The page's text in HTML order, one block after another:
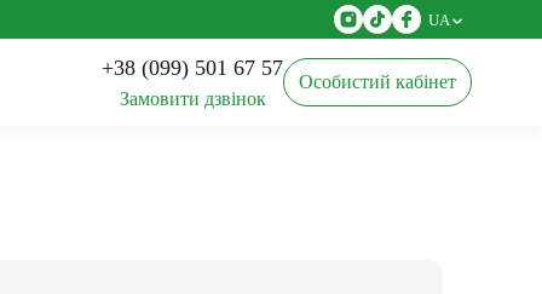
UA
+38 (099) 501 67 57
Замовити дзвінок
Особистий кабінет